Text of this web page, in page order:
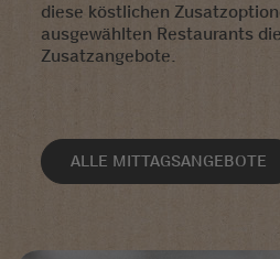
diese köstlichen
ausgewählten Restaurants
Zusatzangebote.
ALLE MITTAGSANGEBOTE